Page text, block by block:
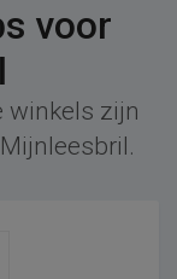
voor
winkels zijn